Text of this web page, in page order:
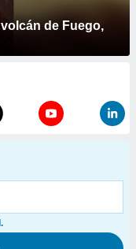
de Fuego,